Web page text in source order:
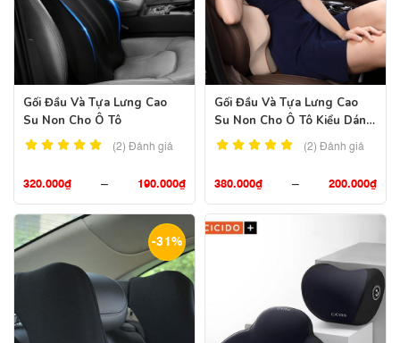
Gối Đầu Và Tựa Lưng Cao
Su Non Cho Ô Tô
(2)Đánh giá
190.000₫
–
320.000₫
Gối Đầu Và Tựa Lưng Cao
Su Non Cho Ô Tô Kiểu Dáng
Mới
(2)Đánh giá
200.000₫
–
380.000₫
-31%